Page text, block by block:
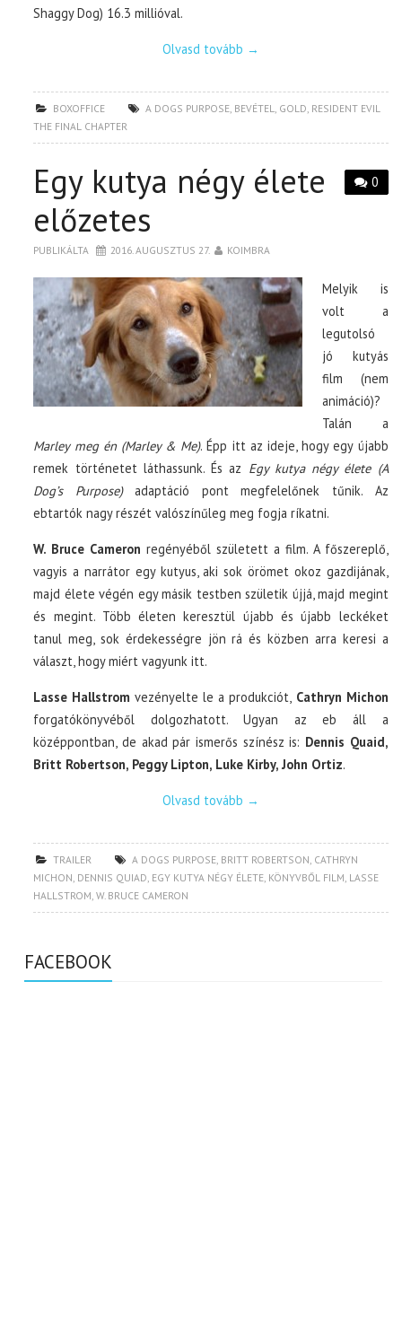
Shaggy Dog) 16.3 millióval.
Olvasd tovább →
BOXOFFICE A DOGS PURPOSE BEVÉTEL GOLD RESIDENT EVIL
THE FINAL CHAPTER
0
Egy kutya négy élete
előzetes
PUBLIKÁLTA 2016. AUGUSZTUS 27. KOIMBRA
Melyik is
volt a
legutolsó
jó kutyás
film (nem
animáció)?
Talán a
Marley meg én (Marley & Me). Épp itt az ideje, hogy egy újabb
remek történetet láthassunk. És az Egy kutya négy élete (A
Dog’s Purpose)adaptáció pont megfelelőnek tűnik. Az
ebtartók nagy részét valószínűleg meg fogja ríkatni.
W. Bruce Cameron regényéből született a film. A főszereplő,
vagyis a narrátor egy kutyus, aki sok örömet okoz gazdijának,
majd élete végén egy másik testben születik újjá, majd megint
és megint. Több életen keresztül újabb és újabb leckéket
tanul meg, sok érdekességre jön rá és közben arra keresi a
választ, hogy miért vagyunk itt.
Lasse Hallstrom vezényelte le a produkciót, Cathryn Michon
forgatókönyvéből dolgozhatott. Ugyan az eb áll a
középpontban, de akad pár ismerős színész is: Dennis Quaid,
Britt Robertson, Peggy Lipton, Luke Kirby, John Ortiz.
Olvasd tovább →
TRAILER A DOGS PURPOSE BRITT ROBERTSON CATHRYN
MICHON DENNIS QUIAD EGY KUTYA NÉGY ÉLETE KÖNYVBŐL FILM LASSE
HALLSTROM ,W. BRUCE CAMERON
FACEBOOK